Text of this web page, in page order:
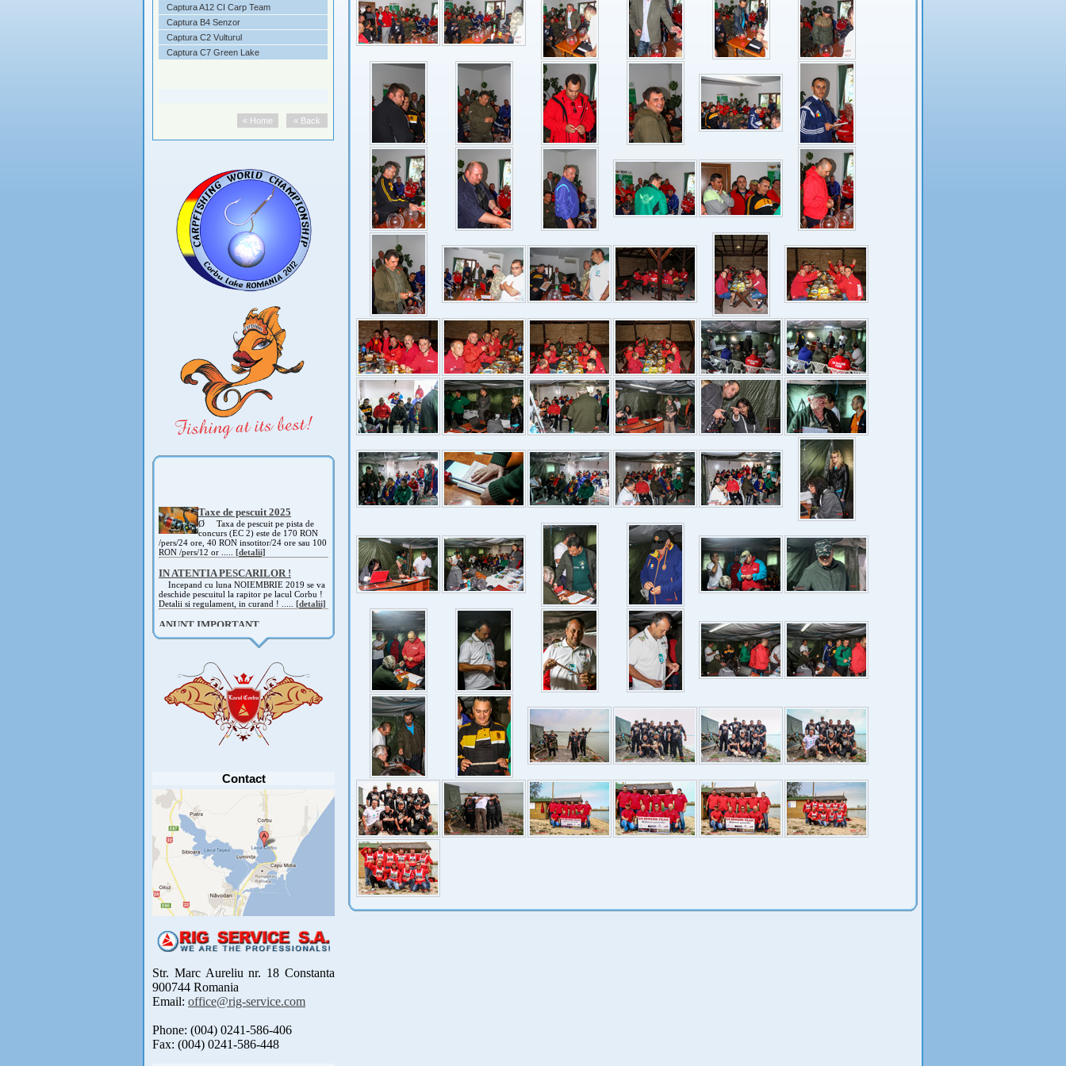
Captura A12 CI Carp Team
Captura B4 Senzor
Captura C2 Vulturul
Captura C7 Green Lake
« Back
« Home
Ø Taxa de pescuit pe pista de
concurs (EC 2) este de 170 RON
/pers/24 ore, 40 RON insotitor/24 ore sau 100
RON /pers/12 or .....[detalii]
IN ATENTIA PESCARILOR !
Incepand cu luna NOIEMBRIE 2019 se va
deschide pescuitul la rapitor pe lacul Corbu !
Detalii si regulament, in curand ! .....[detalii]
ANUNT IMPORTANT
AVAND IN VEDERE SITUATIA ACTUALA -
CAT SI A REGLEMENTARILOR LEGALE ,
PARTICIPANTI .....
Anunt important
Va anuntam ca editia 30 a concursului de
pescuit CUPA RIG la CRAP din perioada 2-5
septembrie 2021 se reprogrameaza pentru luna
Avansul in .....[detalii]
Contact
Str. Marc Aureliu nr. 18 Constanta
900744 Romania
Email: office@rig-service.com
Phone: (004) 0241-586-406
Fax: (004) 0241-586-448